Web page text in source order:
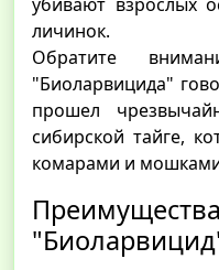
убивают взрослых
личинок.
Обратите
"Биоларвицида"
прошел
сибирской тайге,
комарами и